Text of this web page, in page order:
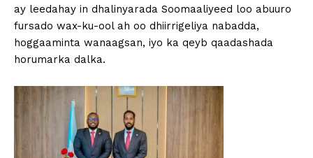
ay leedahay in dhalinyarada Soomaaliyeed loo abuuro
fursado wax-ku-ool ah oo dhiirrigeliya nabadda,
hoggaaminta wanaagsan, iyo ka qeyb qaadashada
horumarka dalka.